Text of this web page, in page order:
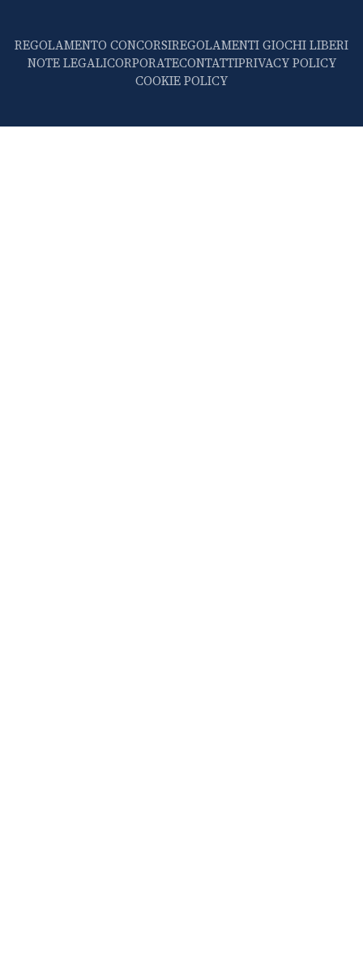
REGOLAMENTO CONCORSIREGOLAMENTI GIOCHI LIBERI
NOTE LEGALICORPORATECONTATTIPRIVACY POLICY
COOKIE POLICY